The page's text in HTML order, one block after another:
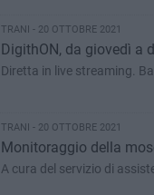
TRANI - 20 OTTOBRE 2021
DigithON, da giovedì a
Diretta in live streaming.
TRANI - 20 OTTOBRE 2021
Monitoraggio della
A cura del servizio di